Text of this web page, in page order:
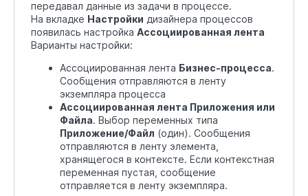
передавал данные из задачи в процессе.
На вкладке Настройки дизайнера процессов
появилась настройка Ассоциированная лента
Варианты настройки:
Ассоциированная лента Бизнес-процесса.
Сообщения отправляются в ленту
экземпляра процесса
Ассоциированная лента Приложения или
Файла. Выбор переменных типа
Приложение/Файл (один). Сообщения
отправляются в ленту элемента,
хранящегося в контексте. Если контекстная
переменная пустая, сообщение
отправляется в ленту экземпляра.